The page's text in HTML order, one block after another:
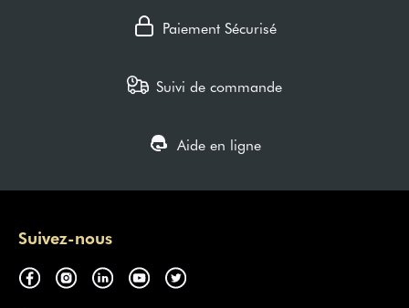
Paiement Sécurisé
Suivi de commande
Aide en ligne
Suivez-nous